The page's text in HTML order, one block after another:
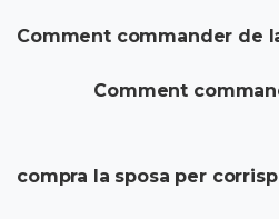
Comment commander de
Comment
compra la sposa per